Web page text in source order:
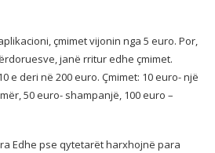
çmimet vijonin nga 5 euro. Por,
janë rritur edhe çmimet.
e deri në 200 euro. Çmimet: 10 euro- një
50 euro- shampanjë, 100 euro –
Edhe pse qytetarët harxhojnë para